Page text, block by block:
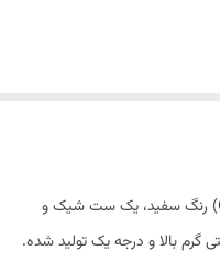
ست رکابی و شورت مردانه کلوین کلاین (CK) رنگ سفید، یک ست شیک و
گرم بالا و درجه یک تولید شده.